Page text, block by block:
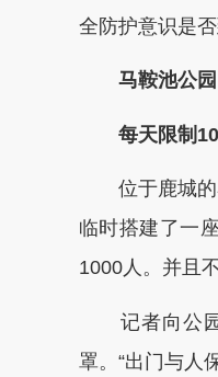
全防护意识是
马鞍池公园
每天限制
位于鹿城的马
临时搭建了一
1000人。并且
记者向公园
罩。“出门与人